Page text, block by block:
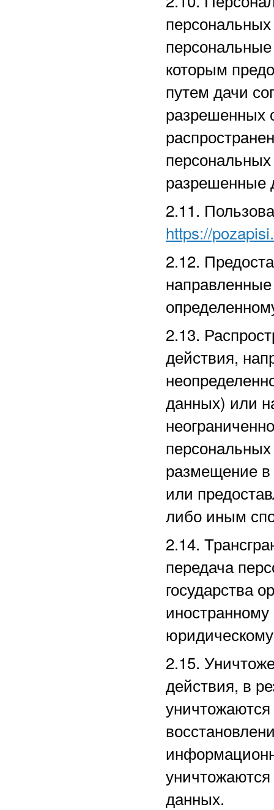
персональные
которым
путем дачи
разрешенных
разрешенные
2.11.
https://
2.12.
2.13.
действия,
данных) или
размещение
или
либо иным
2.14.
передача
государства
2.15.
действия, в
данных.